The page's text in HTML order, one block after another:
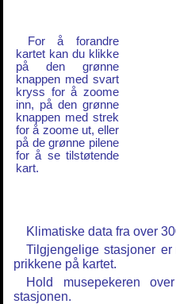
For å forandre
kartet kan du klikke
på den grønne
knappen med svart
kryss for å zoome
inn, på den grønne
knappen med strek
for å zoome ut, eller
på de grønne pilene
for å se tilstøtende
kart.
Klimatiske data fra over
Tilgjengelige stasjoner
prikkene på kartet.
Hold musepekeren
stasjonen.